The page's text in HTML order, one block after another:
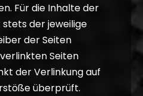
Für die Inhalte der
der jeweilige
der Seiten
Seiten
der Verlinkung auf
überprüft.